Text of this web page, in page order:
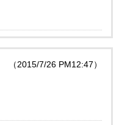
（2015/7/26 PM12:47）